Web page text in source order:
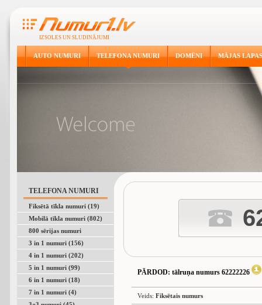
IZSOLES UN SLUDINĀJUMI
AUTO NUMURI TELEFONA NUMURI DOMĒNI MĀJAS LAPAS
TELEFONA NUMURI
Fiksētā tīkla numuri (19)
Mobilā tīkla numuri (802)
800 sērijas numuri
3 in 1 numuri (156)
4 in 1 numuri (202)
5 in 1 numuri (99)
6 in 1 numuri (18)
7 in 1 numuri (4)
PĀRDOD: tālruņa numurs 62222226
Veids: Fiksētais numurs